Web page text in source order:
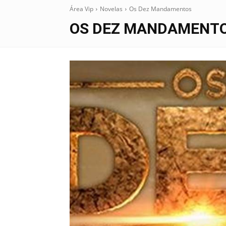
Área Vip Novelas Os Dez Mandamentos
OS DEZ